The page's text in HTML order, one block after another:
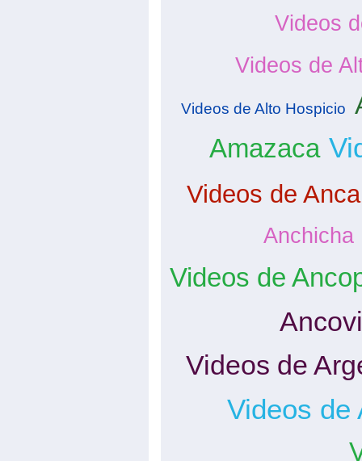
Videos
Videos de
Videos de Alto Hospicio
Amazaca
Videos de
Anchicha
Videos de
Videos de
Videos de